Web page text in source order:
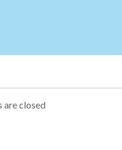
de
are closed